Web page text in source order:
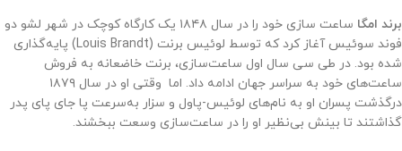
برند امگا
ساعت‌ سازی خود را در سال ۱۸۴۸ یک کارگاه کوچک در شهر لشو دو
فوند سوئیس آغاز کرد که توسط لوئیس برنت (Louis Brandt) پایه‌گذاری
شده بود. در طی سی سال اول ساعت‌سازی، برنت خاضعانه به فروش
ساعت‌های خود به سراسر جهان ادامه داد. اما وقتی او در سال ۱۸۷۹
درگذشت پسران او به نام‌های لوئیس-پاول و سزار به‌سرعت پا جای پای پدر
گذاشتند تا بینش بی‌نظیر او را در ساعت‌سازی وسعت ببخشند.